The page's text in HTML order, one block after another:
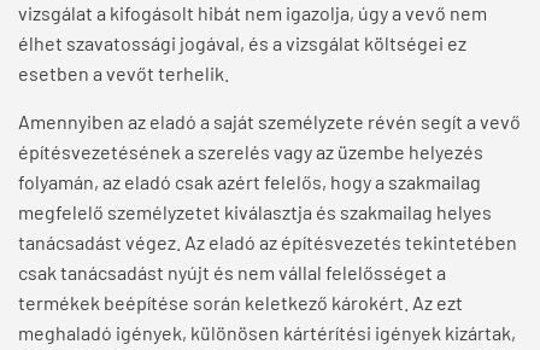
vizsgálat a kifogásolt hibát nem igazolja, úgy a vevő nem
élhet szavatossági jogával, és a vizsgálat költségei ez
esetben a vevőt terhelik.
Amennyiben az eladó a saját személyzete révén segít a vevő
építésvezetésének a szerelés vagy az üzembe helyezés
folyamán, az eladó csak azért felelős, hogy a szakmailag
megfelelő személyzetet kiválasztja és szakmailag helyes
tanácsadást végez. Az eladó az építésvezetés tekintetében
csak tanácsadást nyújt és nem vállal felelősséget a
termékek beépítése során keletkező károkért. Az ezt
meghaladó igények, különösen kártérítési igények kizártak,